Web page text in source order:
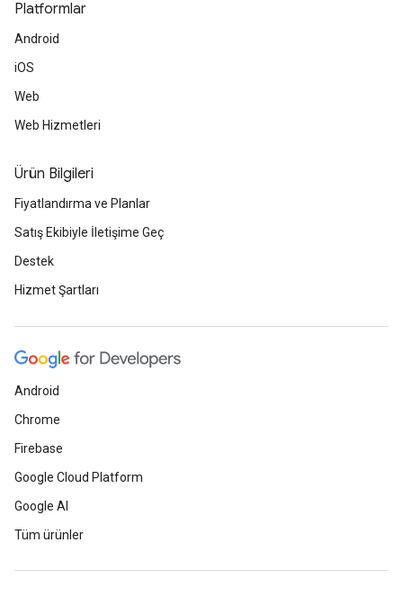
Platformlar
Android
iOS
Web
Web Hizmetleri
Ürün Bilgileri
Fiyatlandırma ve Planlar
Satış Ekibiyle İletişime Geç
Destek
Hizmet Şartları
Android
Chrome
Firebase
Google Cloud Platform
Google AI
Tüm ürünler